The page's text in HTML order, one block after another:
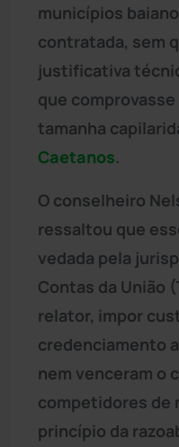
municípios
contratada, sem
justificativa
que
tamanha
Caetanos.
O conselheiro
ressaltou que
vedada pela
Contas da União
relator, impor
credenciamento
nem venceram o
competidores de
princípio da